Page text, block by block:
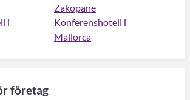
Zakopane
i
Konferenshotell i
Mallorca
företag